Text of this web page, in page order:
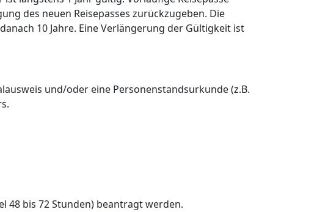
des neuen Reisepasses zurückzugeben. Die
10 Jahre. Eine Verlängerung der Gültigkeit ist
und/oder eine Personenstandsurkunde (z.B.
48 bis 72 Stunden) beantragt werden.